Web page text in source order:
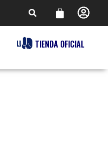
TIENDA OFICIAL